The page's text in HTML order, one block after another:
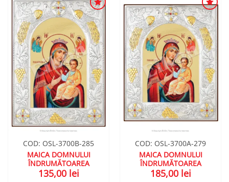
ADAUGA
ÎN
WISHLIST
COD: OSL-3700B-285
MAICA DOMNULUI
ÎNDRUMĂTOAREA
135,00 lei
ADAUGA
ÎN
WISHLIST
COD: OSL-3700A-279
MAICA DOMNULUI
ÎNDRUMĂTOAREA
185,00 lei